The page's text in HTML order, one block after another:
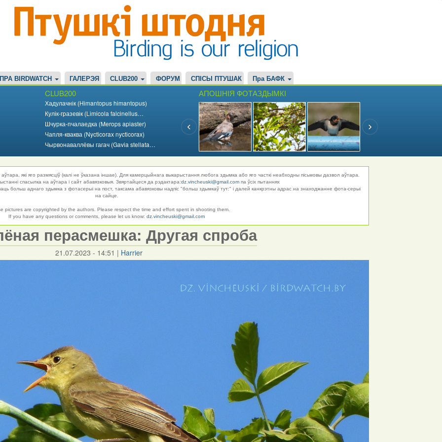
BIRDWATCH ГАЛЕРЭЯ CLUB200 ФОРУМ СПІСЫ ПТУШАК Пра БАФК
CLUB200
Хадулачнік (Himantopus himantopus)
Кулік-гразевік (Limicola falcinellus…
Шчурка-пчалаедка (Merops apiaster)
Чапля-кваква (Nycticorax nycticorax)
Чырвонаваллёвы гагач (Gavia stellata…
АПОШНІЯ ФОТАЗДЫМКІ
які яго размясціў (калі не ўказана іншае). Для камерцыйнага выкарыстання любога здымка або яго часткі неабходны пісьмовы дазвол аўтара.
спасылка на аўтара і сайт абавязковыя. Звяртайцеся да рэдактара:dz.vincheuski@gmail.comпа ўсіх пытаннях
больш аднаго здымка з фотасерыі на пост, таксама абавязковы надпіс "больш здымкаў тут:" і далей канкрэтны адрас на знаходжанне фота-серыі
на сайце.
pictures are copyrighted by the authors. Please respect the time and effort spent in shooting them.
If you have any questions or comments, please let us know:dz.vincheuski@gmail.com
перасмешка: Другая спроба
21.07.2023 - 14:51 | Harrier